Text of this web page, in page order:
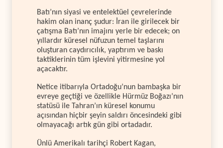
Batı’nın siyasi ve entelektüel çevrelerinde
hakim olan inanç şudur: İran ile girilecek bir
çatışma Batı’nın imajını yerle bir edecek; on
yıllardır küresel nüfuzun temel taşlarını
oluşturan caydırıcılık, yaptırım ve baskı
taktiklerinin tüm işlevini yitirmesine yol
açacaktır.
Netice itibarıyla Ortadoğu’nun bambaşka bir
evreye geçtiği ve özellikle Hürmüz Boğazı’nın
statüsü ile Tahran’ın küresel konumu
açısından hiçbir şeyin saldırı öncesindeki gibi
olmayacağı artık gün gibi ortadadır.
Ünlü Amerikalı tarihçi Robert Kagan,